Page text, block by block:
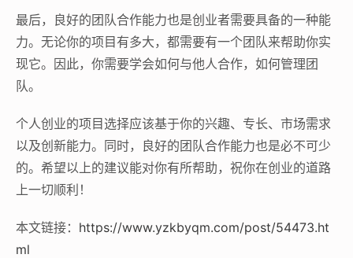
最后，良好的团队合作能力也是创业者需要具备的一种能
力。无论你的项目有多大，都需要有一个团队来帮助你实
现它。因此，你需要学会如何与他人合作，如何管理团
队。
个人创业的项目选择应该基于你的兴趣、专长、市场需求
以及创新能力。同时，良好的团队合作能力也是必不可少
的。希望以上的建议能对你有所帮助，祝你在创业的道路
上一切顺利！
本文链接： https://www.yzkbyqm.com/post/54473.ht
ml